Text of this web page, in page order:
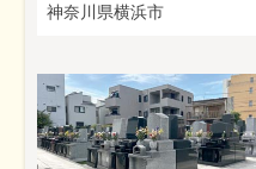
神奈川県横浜市